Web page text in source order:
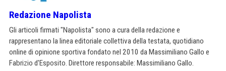
Redazione Napolista
Gli articoli firmati "Napolista" sono a cura della redazione e
rappresentano la linea editoriale collettiva della testata, quotidiano
online di opinione sportiva fondato nel 2010 da Massimiliano Gallo e
Fabrizio d'Esposito. Direttore responsabile: Massimiliano Gallo.